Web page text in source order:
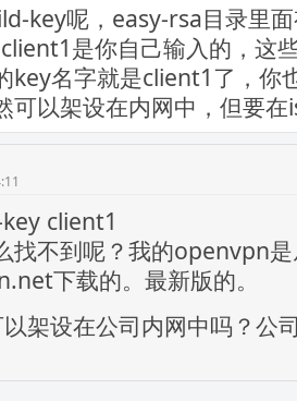
key呢，easy-rsa目录里
是你自己输入的，这
key名字就是client1了，你
可以架设在内网中，但要在
client1
找不到呢？我的openvpn
下载的。最新版的。
架设在公司内网中吗？公